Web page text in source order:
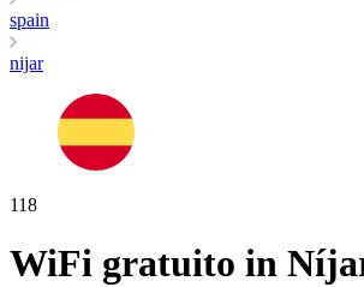
spain
nijar
118
WiFi gratuito in